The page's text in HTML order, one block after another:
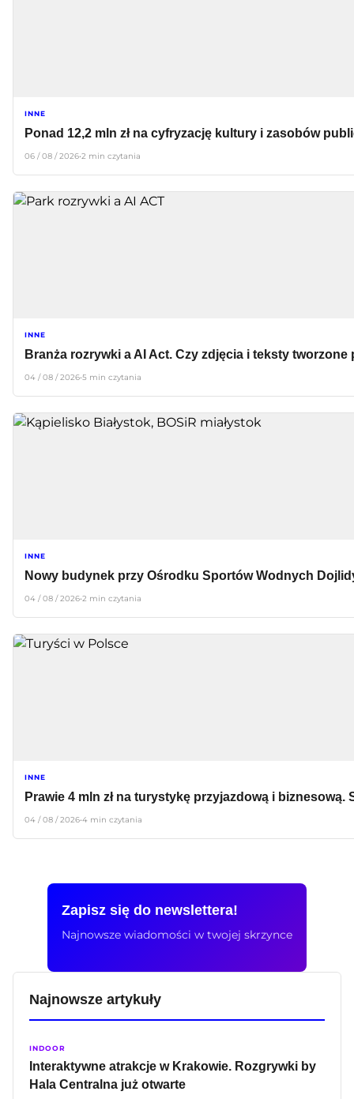
INNE
Ponad 12,2 mln zł na cyfryzację kultury i zasobów
06 / 08 / 2026•2 min czytania
INNE
Branża rozrywki a AI Act. Czy zdjęcia i teksty
04 / 08 / 2026•5 min czytania
INNE
Nowy budynek przy Ośrodku Sportów Wodnych
04 / 08 / 2026•2 min czytania
INNE
Prawie 4 mln zł na turystykę przyjazdową i
04 / 08 / 2026•4 min czytania
Zapisz się do newslettera!
Najnowsze wiadomości w twojej skrzynce
Najnowsze artykuły
INDOOR
Interaktywne atrakcje w Krakowie. Rozgrywki by
Hala Centralna już otwarte